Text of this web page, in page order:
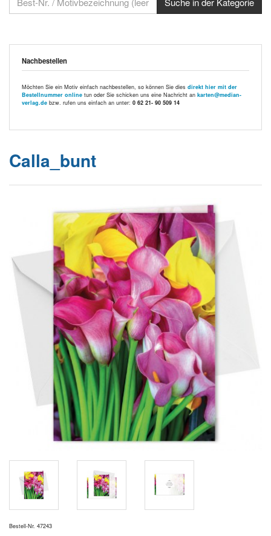
Nachbestellen
Möchten Sie ein Motiv einfach nachbestellen, so können Sie dies direkt hier mit der
Bestellnummer online tun oder Sie schicken uns eine Nachricht an karten@median-
verlag.de bzw. rufen uns einfach an unter: 0 62 21- 90 509 14
Calla_bunt
Bestell-Nr. 47243